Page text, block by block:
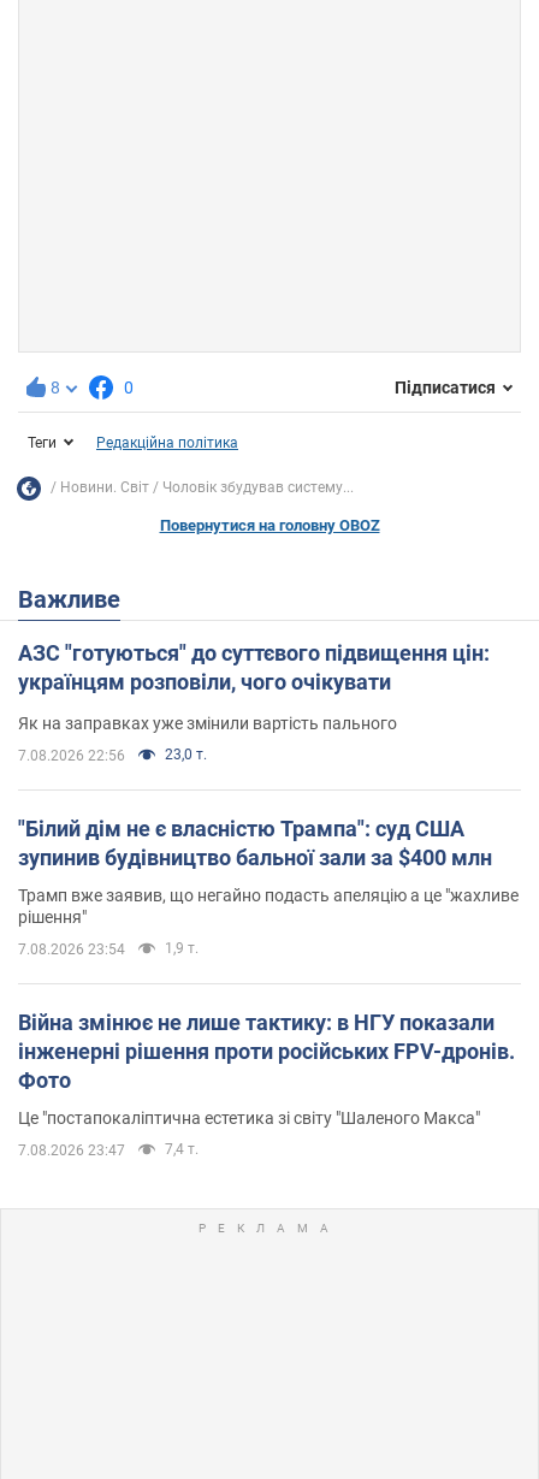
8 0 Підписатися
Теги Редакційна політика
Новини. Світ Чоловік збудував систему...
Повернутися на головну OBOZ
Важливе
АЗС "готуються" до суттєвого підвищення цін:
українцям розповіли, чого очікувати
Як на заправках уже змінили вартість пального
7.08.2026 22:56 23,0 т.
"Білий дім не є власністю Трампа": суд США
зупинив будівництво бальної зали за $400 млн
Трамп вже заявив, що негайно подасть апеляцію а це "жахливе
рішення"
7.08.2026 23:54 1,9 т.
Війна змінює не лише тактику: в НГУ показали
інженерні рішення проти російських FPV-дронів.
Фото
Це "постапокаліптична естетика зі світу "Шаленого Макса"
7.08.2026 23:47 7,4 т.